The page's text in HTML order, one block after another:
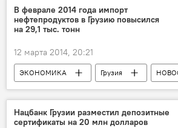
В феврале 2014 года импорт
нефтепродуктов в Грузию повысился
на 29,1 тыс. тонн
12 марта 2014, 20:21
ЭКОНОМИКА Грузия
Нацбанк Грузии разместил депозитные
сертификаты на 20 млн долларов